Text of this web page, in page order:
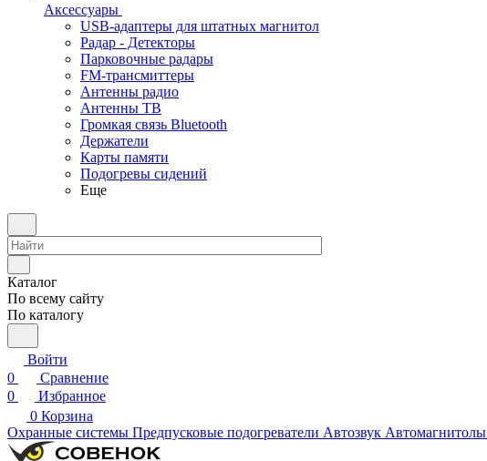
Аксессуары
USB-адаптеры для штатных магнитол
Радар - Детекторы
Парковочные радары
FM-трансмиттеры
Антенны радио
Антенны ТВ
Громкая связь Bluetooth
Держатели
Карты памяти
Подогревы сидений
Еще
Каталог
По всему сайту
По каталогу
Войти
0
Сравнение
0
Избранное
0 Корзина
Охранные системы Предпусковые подогреватели Автозвук Автомагнитолы